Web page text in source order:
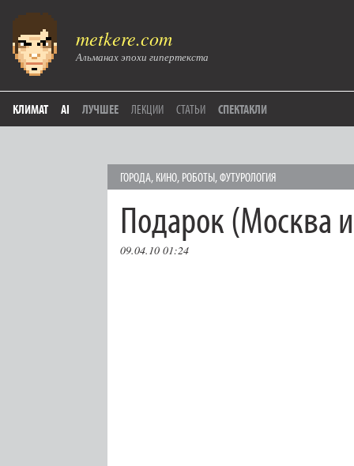
metkere.com
Альманах эпохи гипертекста
КЛИМАТ AI ЛУЧШЕЕ ЛЕКЦИИ СТАТЬИ СПЕКТАКЛИ
ГОРОДА, КИНО, РОБОТЫ,ФУТУРОЛОГИЯ
Подарок (Москва
09.04.10 01:24